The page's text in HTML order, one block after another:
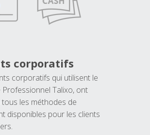
corporatifs
corporatifs qui utilisent le
Professionnel Talixo, ont
tous les méthodes de
disponibles pour les clients